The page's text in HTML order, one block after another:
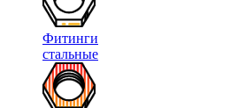
Фитинги
стальные